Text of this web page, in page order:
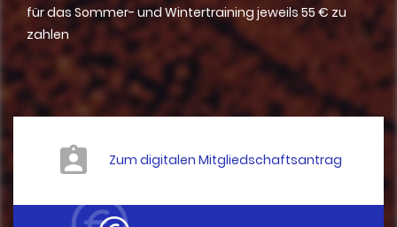
für das Sommer- und Wintertraining jeweils 55 € zu
zahlen
Zum digitalen Mitgliedschaftsantrag